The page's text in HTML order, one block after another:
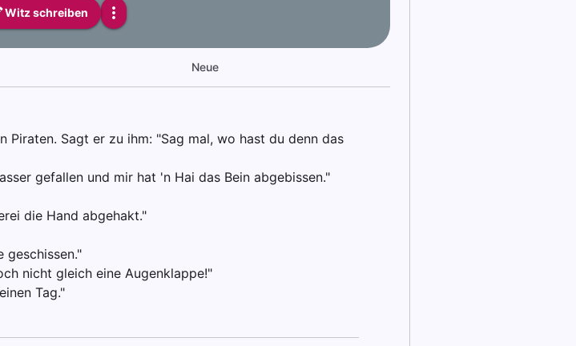
Witz schreiben
Neue
Piraten. Sagt er zu ihm: "Sag mal, wo hast du denn das
gefallen und mir hat 'n Hai das Bein abgebissen."
die Hand abgehakt."
geschissen."
nicht gleich eine Augenklappe!"
Tag."